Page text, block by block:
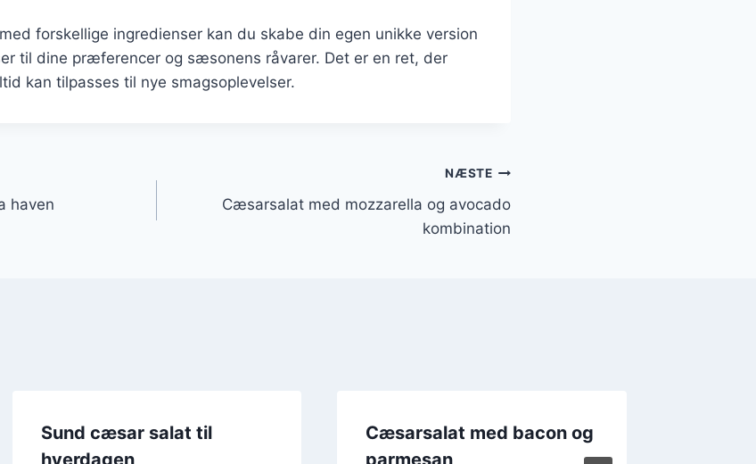
forskellige ingredienser kan du skabe din egen unikke version
til dine præferencer og sæsonens råvarer. Det er en ret, der
kan tilpasses til nye smagsoplevelser.
haven
NÆSTE
Cæsarsalat med mozzarella og avocado
kombination
Sund cæsar salat til
hverdagen
Cæsarsalat med bacon og
parmesan